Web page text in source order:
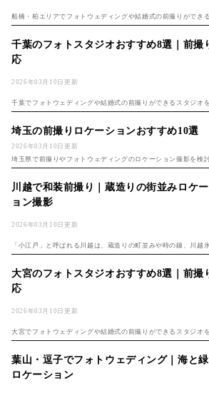
船橋・柏エリアでフォトウェディングや結婚式の前撮りができ
ジオを探しているカップルへ。船橋駅・柏駅周辺のフォトスタ
選を、料金・特徴・アクセスとともに紹介する。 船橋・柏は東
へ30〜40...
2026年03月10日更新
千葉のフォトスタジオおすすめ8選｜前撮
応
千葉でフォトウェディングや結婚式の前撮りができるスタジオ
ているカップルへ。千葉駅周辺を中心に、料金・特徴・アクセ
較して8スタジオを紹介する。 千葉は東京都心へのアクセスが良
東京のスタジ...
2026年03月10日更新
埼玉の前撮りロケーションおすすめ10選
埼玉県で前撮りやフォトウェディングのロケーション撮影を検
カップルへ。川越の蔵造りから大宮氷川神社、秩父の自然まで
県内のおすすめ撮影スポット10選を紹介する。 和装・洋装のど
も映えるス...
2026年03月10日更新
川越で和装前撮り｜蔵造りの街並みロケ
ョン撮影
「小江戸」と呼ばれる川越は、蔵造りの町並みや時の鐘、川越
社など、和装前撮りにぴったりのロケーションが揃う街。江戸
ふれる景観の中で、白無垢や色打掛が美しく映える1枚を撮影で
る。 この記事で...
2026年03月10日更新
大宮のフォトスタジオおすすめ8選｜前撮
応
大宮でフォトウェディングや結婚式の前撮りができるスタジオ
ているカップルへ。大宮駅周辺のフォトスタジオ8選を、料金・
徴・アクセスとともに紹介する。 大宮は武蔵一宮氷川神社の門
して栄えた街で...
葉山・逗子でフォトウェディング｜海と
ロケーション